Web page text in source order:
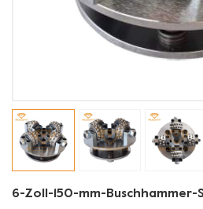
6-Zoll-150-mm-Buschhammer-